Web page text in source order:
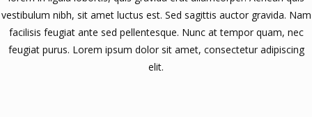
vestibulum nibh, sit amet luctus est. Sed sagittis auctor gravida. Nam
facilisis feugiat ante sed pellentesque. Nunc at tempor quam, nec
feugiat purus. Lorem ipsum dolor sit amet, consectetur adipiscing
elit.